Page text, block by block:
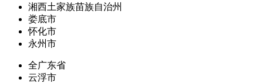
湘西土家族苗族自治州
娄底市
怀化市
永州市
全广东省
云浮市